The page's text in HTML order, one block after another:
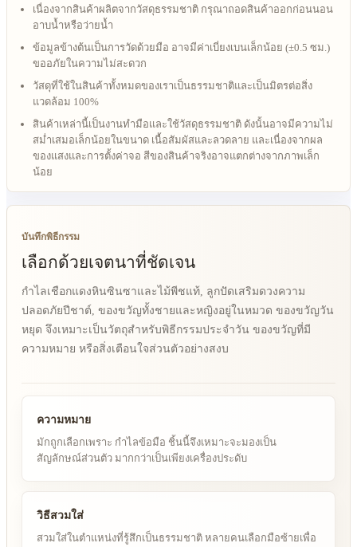
เนื่องจากสินค้าผลิตจากวัสดุธรรมชาติ กรุณาถอดสินค้าออกก่อนนอน
อาบน้ำหรือว่ายน้ำ
ข้อมูลข้างต้นเป็นการวัดด้วยมือ อาจมีค่าเบี่ยงเบนเล็กน้อย (±0.5 ซม.)
ขออภัยในความไม่สะดวก
วัสดุที่ใช้ในสินค้าทั้งหมดของเราเป็นธรรมชาติและเป็นมิตรต่อสิ่ง
แวดล้อม 100%
สินค้าเหล่านี้เป็นงานทำมือและใช้วัสดุธรรมชาติ ดังนั้นอาจมีความไม่
สม่ำเสมอเล็กน้อยในขนาด เนื้อสัมผัสและลวดลาย และเนื่องจากผล
ของแสงและการตั้งค่าจอ สีของสินค้าจริงอาจแตกต่างจากภาพเล็ก
น้อย
บันทึกพิธีกรรม
เลือกด้วยเจตนาที่ชัดเจน
กำไลเชือกแดงหินซินซาและไม้พีชแท้, ลูกปัดเสริมดวงความ
ปลอดภัยปีชาต์, ของขวัญทั้งชายและหญิงอยู่ในหมวด ของขวัญวัน
หยุด จึงเหมาะเป็นวัตถุสำหรับพิธีกรรมประจำวัน ของขวัญที่มี
ความหมาย หรือสิ่งเตือนใจส่วนตัวอย่างสงบ
ความหมาย
มักถูกเลือกเพราะ กำไลข้อมือ ชิ้นนี้จึงเหมาะจะมองเป็น
สัญลักษณ์ส่วนตัว มากกว่าเป็นเพียงเครื่องประดับ
วิธีสวมใส่
สวมใส่ในตำแหน่งที่รู้สึกเป็นธรรมชาติ หลายคนเลือกมือซ้ายเพื่อ